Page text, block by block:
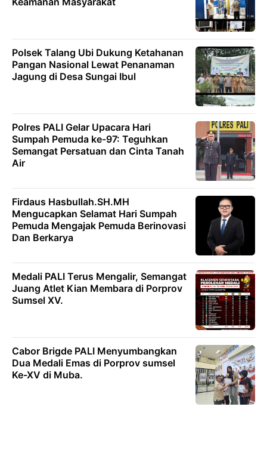
Polsek Talang Ubi Dukung Ketahanan
Pangan Nasional Lewat Penanaman
Jagung di Desa Sungai Ibul
Polres PALI Gelar Upacara Hari
Sumpah Pemuda ke-97: Teguhkan
Semangat Persatuan dan Cinta Tanah
Air
Firdaus Hasbullah.SH.MH
Mengucapkan Selamat Hari Sumpah
Pemuda Mengajak Pemuda Berinovasi
Dan Berkarya
Medali PALI Terus Mengalir, Semangat
Juang Atlet Kian Membara di Porprov
Sumsel XV.
Cabor Brigde PALI Menyumbangkan
Dua Medali Emas di Porprov sumsel
Ke-XV di Muba.